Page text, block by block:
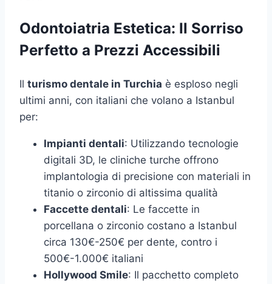
Odontoiatria Estetica: Il Sorriso
Perfetto a Prezzi Accessibili
Il turismo dentale in Turchia è esploso negli
ultimi anni, con italiani che volano a Istanbul
per:
Impianti dentali: Utilizzando tecnologie
digitali 3D, le cliniche turche offrono
implantologia di precisione con materiali in
titanio o zirconio di altissima qualità
Faccette dentali: Le faccette in
porcellana o zirconio costano a Istanbul
circa 130€-250€ per dente, contro i
500€-1.000€ italiani
Hollywood Smile: Il pacchetto completo